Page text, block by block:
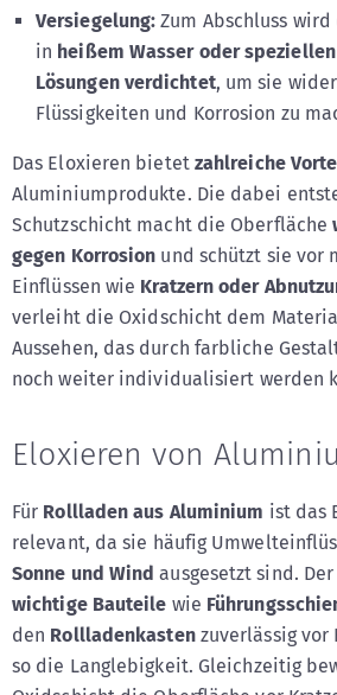
Versiegelung: Zum Abschluss
in heißem Wasser oder
Lösungen verdichtet, um sie
Flüssigkeiten und Korrosion zu
Das Eloxieren bietet zahlreiche
Aluminiumprodukte. Die dabei
Schutzschicht macht die Oberfläche
gegen Korrosion und schützt sie vor
Einflüssen wie Kratzern oder
verleiht die Oxidschicht dem
Aussehen, das durch farbliche
noch weiter individualisiert werden
Eloxieren von
Für Rollladen aus Aluminium ist das
relevant, da sie häufig
Sonne und Wind ausgesetzt sind. Der
wichtige Bauteile wie
den Rollladenkastenzuverlässig vor
so die Langlebigkeit. Gleichzeitig